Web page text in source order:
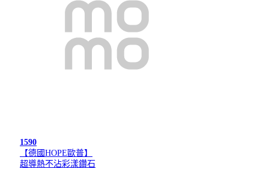
1590
【德國HOPE歐普】
超導熱不沾彩漾鑽石